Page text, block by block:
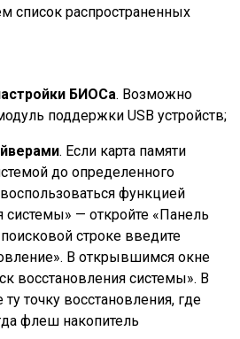
список распространенных
БИОСа. Возможно
поддержки USB устройств;
. Если карта памяти
до определенного
функцией
системы» — откройте «Панель
строке введите
В открывшимся окне
восстановления системы». В
точку восстановления, где
флеш накопитель